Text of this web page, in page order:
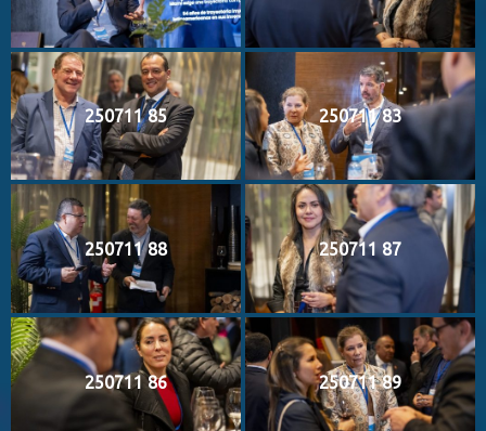
250711 85 250711 83
250711 88 250711 87
250711 86 250711 89